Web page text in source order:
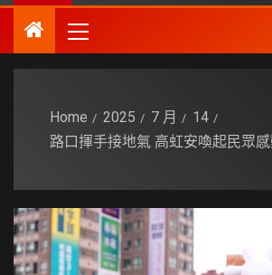
Home 2025 7 月
14
路口揮手接地氣 高虹安喚起民眾